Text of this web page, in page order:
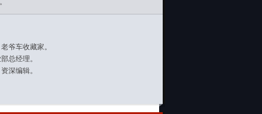
爷车收藏家。
总经理。
深编辑。